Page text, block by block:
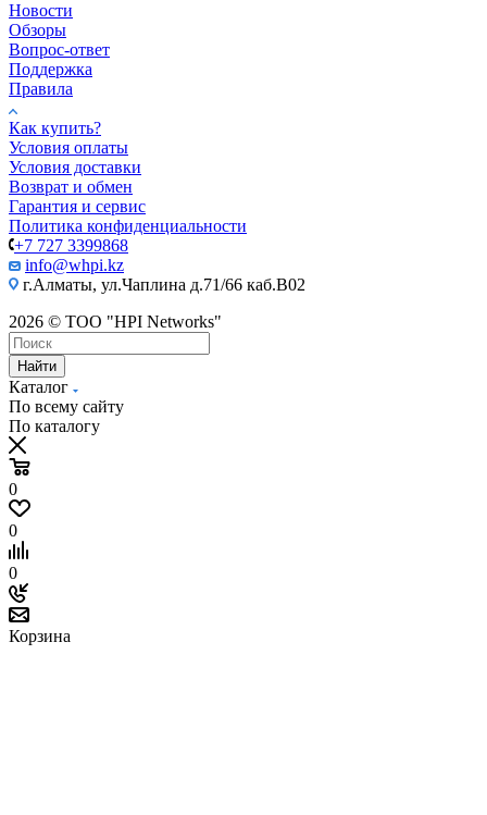
Новости
Обзоры
Вопрос-ответ
Поддержка
Правила
Как купить?
Условия оплаты
Условия доставки
Возврат и обмен
Гарантия и сервис
Политика конфиденциальности
+7 727 3399868
info@whpi.kz
г.Алматы, ул.Чаплина д.71/66 каб.B02
2026 © ТОО "HPI Networks"
Найти
Каталог
По всему сайту
По каталогу
0
0
0
Корзина